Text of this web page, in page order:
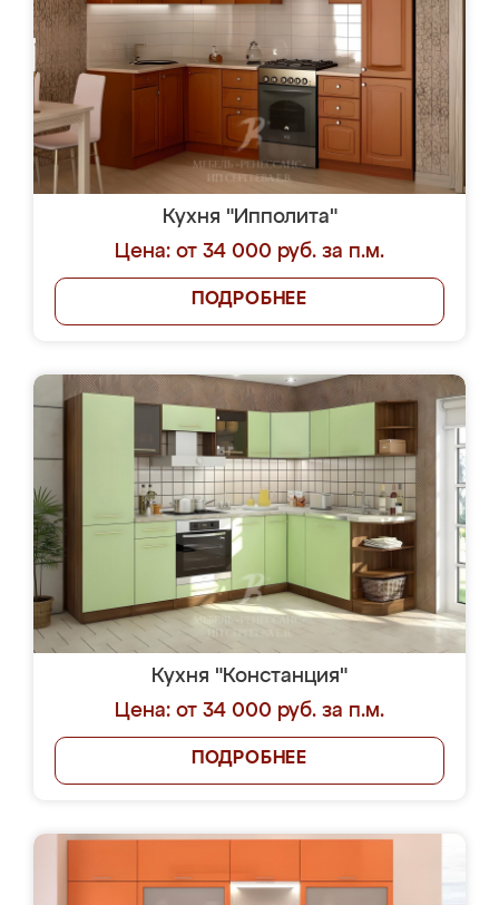
Кухня "Ипполита"
Цена: от 34 000 руб. за п.м.
ПОДРОБНЕЕ
Кухня "Констанция"
Цена: от 34 000 руб. за п.м.
ПОДРОБНЕЕ